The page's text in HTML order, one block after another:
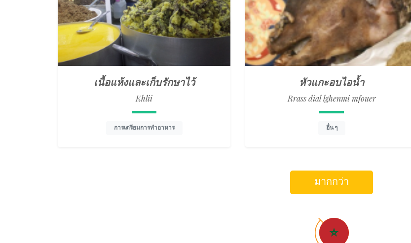
เนื้อแห้งและเก็บรักษาไว้
Khlii
การเตรียมการทำอาหาร
หัวแกะอบไอน้ำ
Rrass dial lghenmi mfouer
อื่น ๆ
มากกว่า